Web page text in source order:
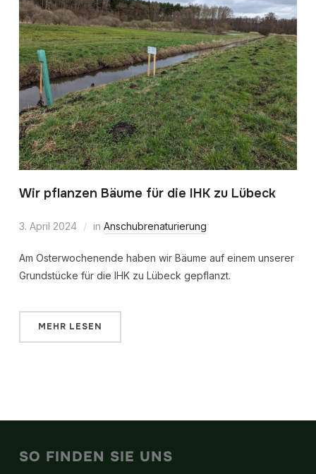
Wir pflanzen Bäume für die IHK zu Lübeck
3. April 2024 in Anschubrenaturierung
Am Osterwochenende haben wir Bäume auf einem unserer
Grundstücke für die IHK zu Lübeck gepflanzt.
MEHR LESEN
SO FINDEN SIE UNS